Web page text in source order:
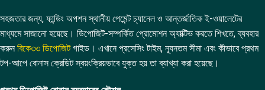
সহজতার জন্য, ফান্ডিং অপশন স্থানীয় পেমেন্ট চ্যানেল ও আন্তর্জাতিক ই-ওয়ালেটের
মাধ্যমে সাজানো হয়েছে। ডিপোজিট-সম্পর্কিত প্রোমোশন অ্যাক্টিভ করতে শিখতে, ব্যবহার
করুনবিকে৩৩ ডিপোজিটগাইড। এখানে প্রসেসিং টাইম, ন্যূনতম সীমা এবং কীভাবে প্রথম
টপ-আপে বোনাস ক্রেডিট স্বয়ংক্রিয়ভাবে যুক্ত হয় তা ব্যাখ্যা করা হয়েছে।